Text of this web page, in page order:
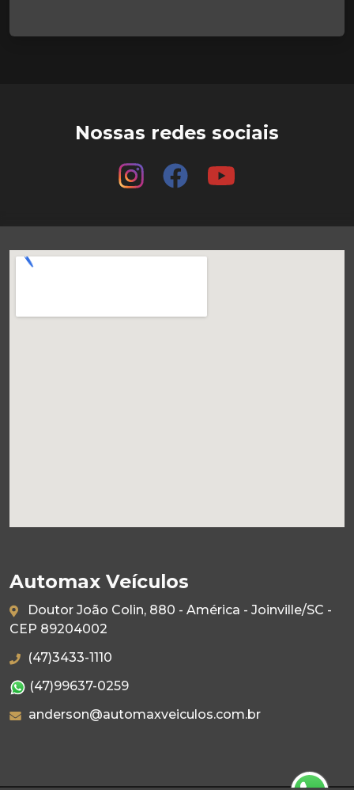
Nossas redes sociais
Automax Veículos
Doutor João Colin, 880 - América - Joinville/SC -
CEP 89204002
(47)3433-1110
(47)99637-0259
anderson@automaxveiculos.com.br